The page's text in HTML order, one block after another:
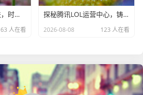
王者荣耀姜子牙皮肤，时光奇幻演绎与手感排行
63 人在看
探秘腾讯LOL运营中心，铸就电竞辉煌的幕后力量及所在位置
2026-08-08 123 人在看